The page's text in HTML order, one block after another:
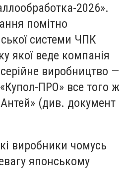
2026».
помітно
системи ЧПК
якої веде компанія
виробництво —
ПРО» все того ж
(див. документ
виробники чомусь
японському